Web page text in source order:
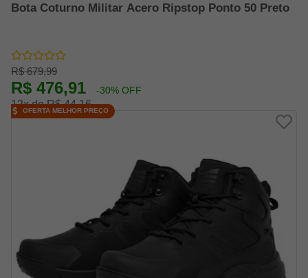
Bota Coturno Militar Acero Ripstop Ponto 50 Preto
R$ 679,99
R$ 476,91 -30% OFF
12x de R$ 44,16
OFERTA MELHOR PREÇO